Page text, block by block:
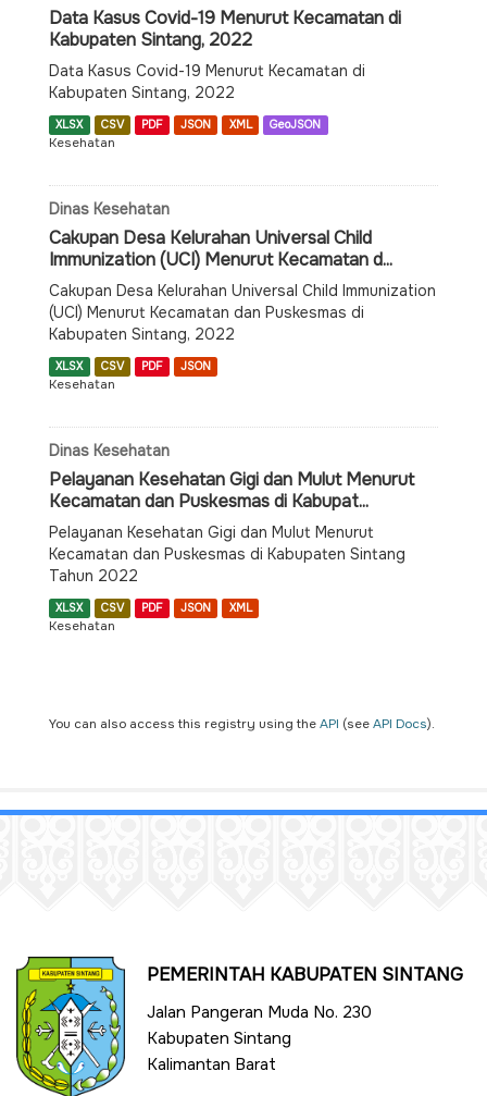
Data Kasus Covid-19 Menurut Kecamatan di
Kabupaten Sintang, 2022
Data Kasus Covid-19 Menurut Kecamatan di
Kabupaten Sintang, 2022
XLSX CSV PDF JSON XML GeoJSON
Kesehatan
Dinas Kesehatan
Cakupan Desa Kelurahan Universal Child
Immunization (UCI) Menurut Kecamatan d...
Cakupan Desa Kelurahan Universal Child Immunization
(UCI) Menurut Kecamatan dan Puskesmas di
Kabupaten Sintang, 2022
XLSX CSV PDF JSON
Kesehatan
Dinas Kesehatan
Pelayanan Kesehatan Gigi dan Mulut Menurut
Kecamatan dan Puskesmas di Kabupat...
Pelayanan Kesehatan Gigi dan Mulut Menurut
Kecamatan dan Puskesmas di Kabupaten Sintang
Tahun 2022
XLSX CSV PDF JSON XML
Kesehatan
You can also access this registry using theAPI (seeAPI Docs).
PEMERINTAH KABUPATEN SINTANG
Jalan Pangeran Muda No. 230
Kabupaten Sintang
Kalimantan Barat